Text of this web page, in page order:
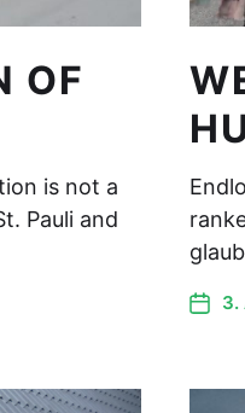
OF
is not a
Pauli and
3.